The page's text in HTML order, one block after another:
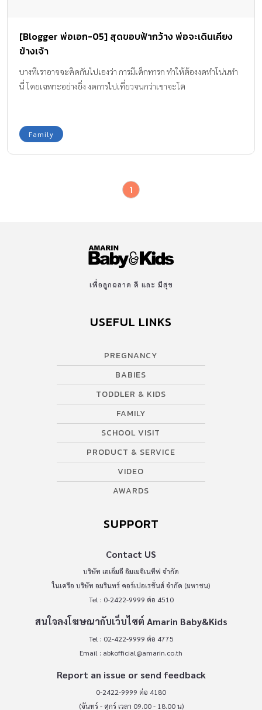
[Blogger พ่อเอก-05] สุดขอบฟ้ากว้าง พ่อจะเดินเคียง
ข้างเจ้า
บางทีเราอาจจะคิดกันไปเองว่า การมีเด็กทารก ทำให้ต้องงดทำโน่นทำ
นี่ โดยเฉพาะอย่างยิ่ง งดการไปเที่ยวจนกว่าเขาจะโต
Family
1
เพื่อลูกฉลาด ดี และ มีสุข
USEFUL LINKS
PREGNANCY
BABIES
TODDLER & KIDS
FAMILY
SCHOOL VISIT
PRODUCT & SERVICE
VIDEO
AWARDS
SUPPORT
Contact US
บริษัท เอเอ็มอี อิมเมจิเนทีฟ จำกัด
ในเครือ บริษัท อมรินทร์ คอร์เปอเรชั่นส์ จำกัด (มหาชน)
Tel : 0-2422-9999 ต่อ 4510
สนใจลงโฆษณากับเว็บไซต์ Amarin Baby&Kids
Tel : 02-422-9999 ต่อ 4775
Email : abkofficial@amarin.co.th
Report an issue or send feedback
0-2422-9999 ต่อ 4180
(จันทร์ - ศุกร์ เวลา 09.00 - 18.00 น)